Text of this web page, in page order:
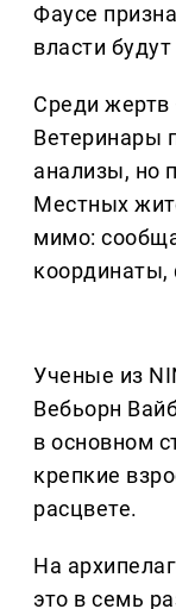
Фаусе
власти
Среди жертв
Ветеринары
анализы, но
Местных
мимо:
координаты,
Ученые из
Вебьорн
в основном
крепкие
расцвете.
На
это в семь